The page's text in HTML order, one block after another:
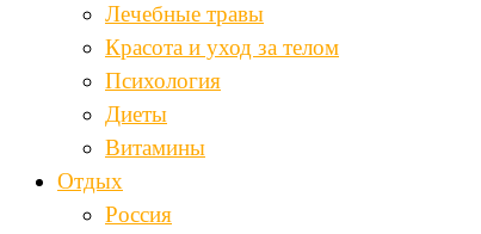
Лечебные травы
Красота и уход за телом
Психология
Диеты
Витамины
Отдых
Россия